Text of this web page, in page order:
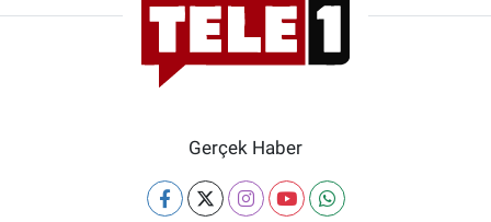
Gerçek Haber